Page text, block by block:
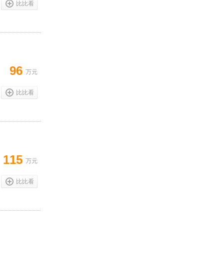
比比看
96 万元
比比看
115 万元
比比看